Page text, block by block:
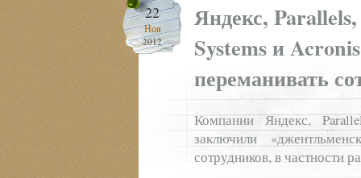
22
Ноя
2012
Яндекс,
Systems и
переманивать
Компании Яндекс,
заключили
сотрудников, в частности